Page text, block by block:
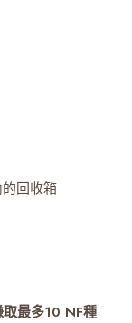
回收箱
最多10 NF種